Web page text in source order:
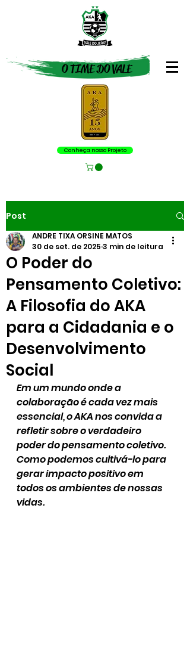
O TIME DO VALE
Conheça nosso Projeto
Post
O Poder do
Pensamento Coletivo:
A Filosofia do AKA
para a Cidadania e o
Desenvolvimento
Social
ANDRE TIXA ORSINE MATOS
30 de set. de 2025 3 min de leitura
Em um mundo onde a
colaboração é cada vez mais
essencial, o AKA nos convida a
refletir sobre o verdadeiro
poder do pensamento coletivo.
Como podemos cultivá-lo para
gerar impacto positivo em
todos os ambientes de nossas
vidas.